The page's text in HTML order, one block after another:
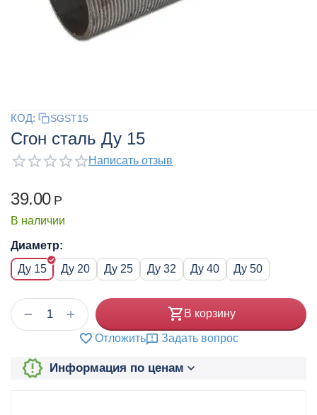
КОД: SGST15
Сгон сталь Ду 15
Написать отзыв
39.00 Р
В наличии
Диаметр:
Ду 15
Ду 20 Ду 25 Ду 32 Ду 40 Ду 50
+
− В корзину
Отложить Задать вопрос
Информация по ценам